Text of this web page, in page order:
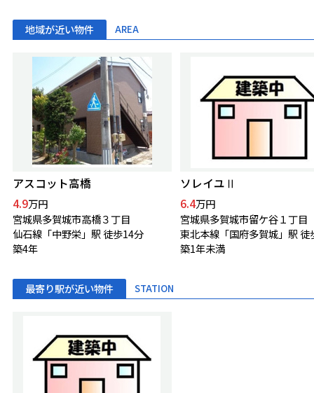
地域が近い物件 AREA
アスコット高橋
4.9万円
宮城県多賀城市高橋３丁目
仙石線「中野栄」駅 徒歩14分
築4年
ソレイユⅡ
6.4万円
宮城県多賀城市留ケ谷１丁目
築1年未満
最寄り駅が近い物件 STATION